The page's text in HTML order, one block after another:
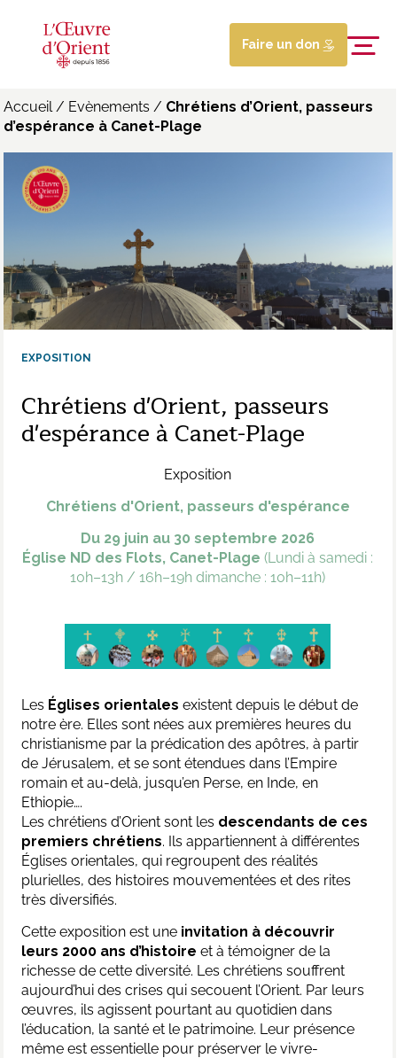
Faire un don
Accueil/ Evènements / Chrétiens d’Orient, passeurs
d’espérance à Canet-Plage
EXPOSITION
Chrétiens d'Orient, passeurs
d'espérance à Canet-Plage
Exposition
Chrétiens d'Orient, passeurs d'espérance
Du 29 juin au 30 septembre 2026
Église ND des Flots, Canet-Plage (Lundi à samedi :
10h–13h / 16h–19h dimanche : 10h–11h)
Les Églises orientales existent depuis le début de
notre ère. Elles sont nées aux premières heures du
christianisme par la prédication des apôtres, à partir
de Jérusalem, et se sont étendues dans l’Empire
romain et au-delà, jusqu’en Perse, en Inde, en
Ethiopie….
Les chrétiens d’Orient sont les descendants de ces
premiers chrétiens. Ils appartiennent à différentes
Églises orientales, qui regroupent des réalités
plurielles, des histoires mouvementées et des rites
très diversifiés.
Cette exposition est une invitation à découvrir
leurs 2000 ans d’histoire et à témoigner de la
richesse de cette diversité. Les chrétiens souffrent
aujourd’hui des crises qui secouent l’Orient. Par leurs
œuvres, ils agissent pourtant au quotidien dans
l’éducation, la santé et le patrimoine. Leur présence
même est essentielle pour préserver le vivre-